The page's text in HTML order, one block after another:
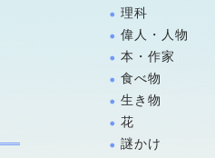
理科
偉人・人物
本・作家
食べ物
生き物
花
謎かけ